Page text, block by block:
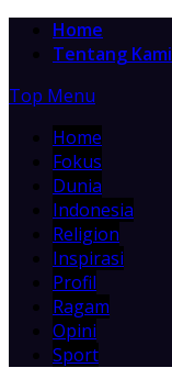
Home
Tentang Kami
Top Menu
Home
Fokus
Dunia
Indonesia
Religion
Inspirasi
Profil
Ragam
Opini
Sport